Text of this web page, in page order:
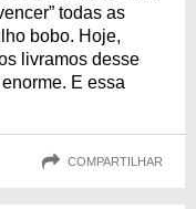
todas as
bobo. Hoje,
livramos desse
E essa
COMPARTILHAR